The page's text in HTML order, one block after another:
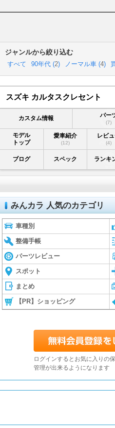
ジャンルから絞り込む
すべて 90年代 (2) ノーマル車 (4)
スズキ カルタスクレセント
カスタム情報 パー
(7)
モデル
トップ
愛車紹介
(12)
レビ
(4)
ブログ スペック ランキ
みんカラ 人気のカテゴリ
車種別
整備手帳
パーツレビュー
スポット
まとめ
【PR】ショッピング
ログインするとお気に入りの
管理が出来るようになります